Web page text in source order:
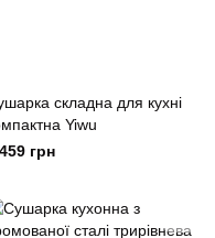
складна для кухні
Yiwu
грн